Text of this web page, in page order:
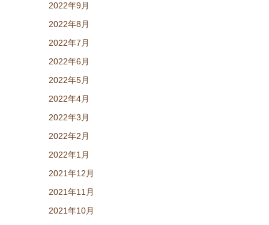
2022年9月
2022年8月
2022年7月
2022年6月
2022年5月
2022年4月
2022年3月
2022年2月
2022年1月
2021年12月
2021年11月
2021年10月